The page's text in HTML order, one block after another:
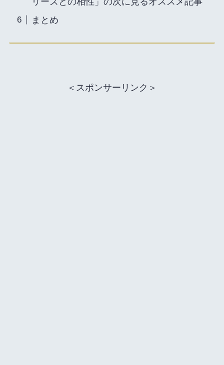
まとめ
＜スポンサーリンク＞